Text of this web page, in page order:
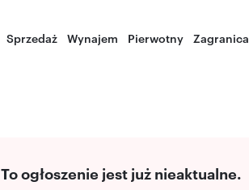
Sprzedaż Wynajem Pierwotny Zagranica
To ogłoszenie jest już nieaktualne.